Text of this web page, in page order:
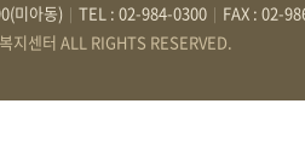
미아동) | TEL : 02-984-0300 | FAX : 02-
지센터 ALL RIGHTS RESERVED.